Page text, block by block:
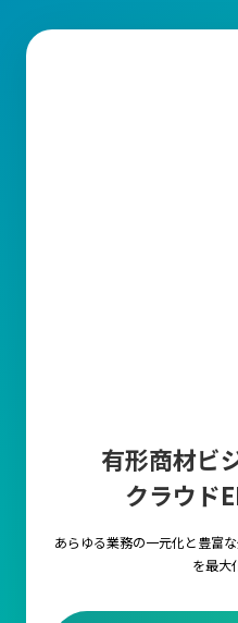
有形商材ビ
クラウド
あらゆる業務の一元化と豊富
を最大